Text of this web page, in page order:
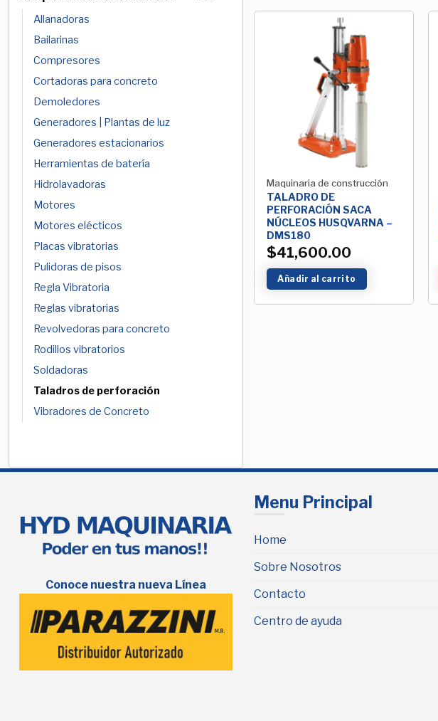
Allanadoras
Bailarinas
Compresores
Cortadoras para concreto
Demoledores
Generadores | Plantas de luz
Generadores estacionarios
Herramientas de batería
Hidrolavadoras
Motores
Motores elécticos
Placas vibratorias
Pulidoras de pisos
Regla Vibratoria
Reglas vibratorias
Revolvedoras para concreto
Rodillos vibratorios
Soldadoras
Taladros de perforación
Vibradores de Concreto
Maquinaria de construcción
TALADRO DE
PERFORACIÓN SACA
NÚCLEOS HUSQVARNA –
DMS180
$41,600.00
Añadir al carrito
Conoce nuestra nueva Línea
Menu Principal
Home
Sobre Nosotros
Contacto
Centro de ayuda